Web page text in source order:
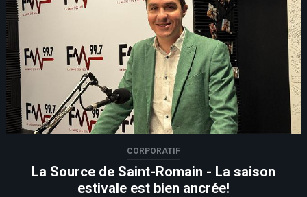
CORPORATIF
La Source de Saint-Romain - La saison
estivale est bien ancrée!